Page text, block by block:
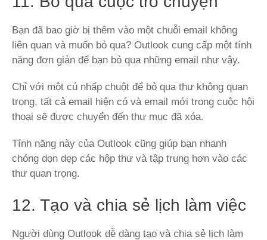
Bạn đã bao giờ bị thêm vào một chuỗi email không
liên quan và muốn bỏ qua? Outlook cung cấp một tính
năng đơn giản để bạn bỏ qua những email như vậy.
Chỉ với một cú nhấp chuột để bỏ qua thư không quan
trọng, tất cả email hiện có và email mới trong cuộc hội
thoại sẽ được chuyển đến thư mục đã xóa.
Tính năng này của Outlook cũng giúp bạn nhanh
chóng dọn dẹp các hộp thư và tập trung hơn vào các
thư quan trọng.
12. Tạo và chia sẻ lịch làm việc
Người dùng Outlook dễ dàng tạo và chia sẻ lịch làm